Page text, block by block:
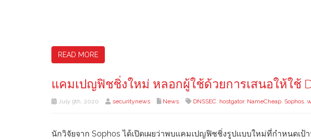
READ MORE
แคมเปญฟิชชิ่งใหม่ หลอกผู้ใช้ด้วยการเสนอให้ใช้
July 9th, 2020 securitynews News DNSSEC, hostgator, NameCheap, Sophos,
นักวิจัยจาก Sophos ได้เปิดเผยว่าพบแคมเปญฟิชชิ่งรูปแบบใหม่ที่กำหนดเป้